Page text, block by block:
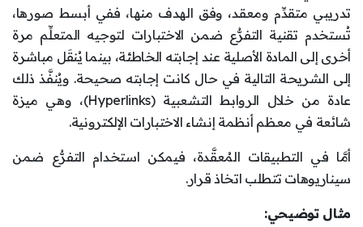
تدريبي متقدِّم ومعقد، وفق الهدف منها، ففي أبسط صورها،
تُستخدم تقنية التفرُّع ضمن الاختبارات لتوجيه المتعلِّم مرة
أخرى إلى المادة الأصلية عند إجابته الخاطئة، بينما يُنقَل مباشرة
إلى الشريحة التالية في حال كانت إجابته صحيحة. ويُنفَّذ ذلك
عادة من خلال الروابط التشعبية (Hyperlinks)، وهي ميزة
شائعة في معظم أنظمة إنشاء الاختبارات الإلكترونية.
أمَّا في التطبيقات المُعقَّدة، فيمكن استخدام التفرُّع ضمن
سيناريوهات تتطلب اتخاذ قرار.
مثال توضيحي: